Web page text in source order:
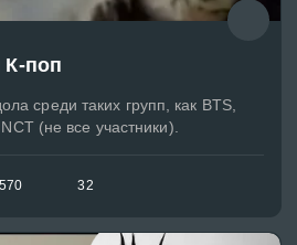
поп
среди таких групп, как BTS,
(не все участники).
32